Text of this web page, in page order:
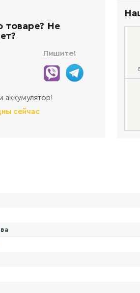
товаре? Не
Пишите!
сейчас